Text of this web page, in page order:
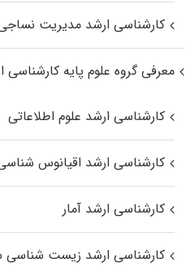
کارشناسی ارشد مدیریت
معرفی گروه علوم پایه کارشناسی
کارشناسی ارشد علوم اطلاعاتی
کارشناسی ارشد اقیانوس‌
کارشناسی ارشد آمار
کارشناسی ارشد زیست شناسی